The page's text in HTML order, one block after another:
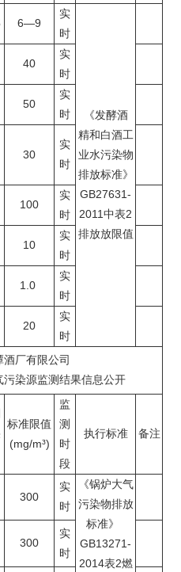
6—9
实
时
《发酵酒
精和白酒工
业水污染物
排放标准》
GB27631-
2011中表2
排放放限值
40
实
时
50
实
时
30
实
时
100
实
时
10
实
时
1.0
实
时
20
实
时
厂有限公司
染源监测结果信息公开
标准限值
(mg/m³)
监
测
时
段
执行标准 备注
300
实
时
《锅炉大气
污染物排放
标准》
GB13271-
2014表2燃
300
实
时